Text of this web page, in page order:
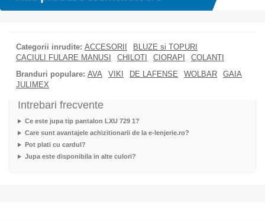
Categorii inrudite: ACCESORII
BLUZE si TOPURI
CACIULI FULARE MANUSI
CHILOTI CIORAPI
COLANTI
Branduri populare: AVA VIKI DE LAFENSE WOLBAR
GAIA
JULIMEX
Intrebari frecvente
Ce este jupa tip pantalon LXU 729 1?
Care sunt avantajele achizitionarii de la e-lenjerie.ro?
Pot plati cu cardul?
Jupa este disponibila in alte culori?